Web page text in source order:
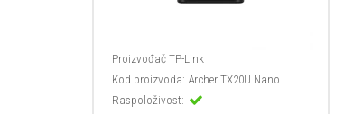
Proizvođač TP-Link
Kod proizvoda: Archer TX20U Nano
Raspoloživost: